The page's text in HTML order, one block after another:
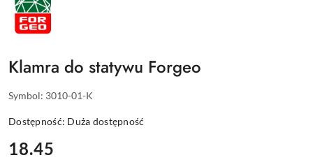
PRODUCENTA:
FORGEO
Klamra do statywu Forgeo
Symbol: 3010-01-K
Dostępność: Duża dostępność
cena:
18.45